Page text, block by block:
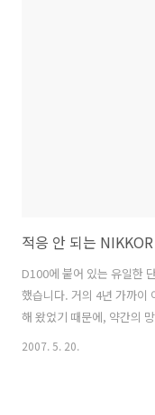
적응 안 되는
D100에 붙어 있는 유일한
했습니다. 거의 4년 가까이
해 왔었기 때문에, 약간의
보이는 35 mm 렌즈는 전혀
새 식구 길들이기에 들어
2007. 5. 20.